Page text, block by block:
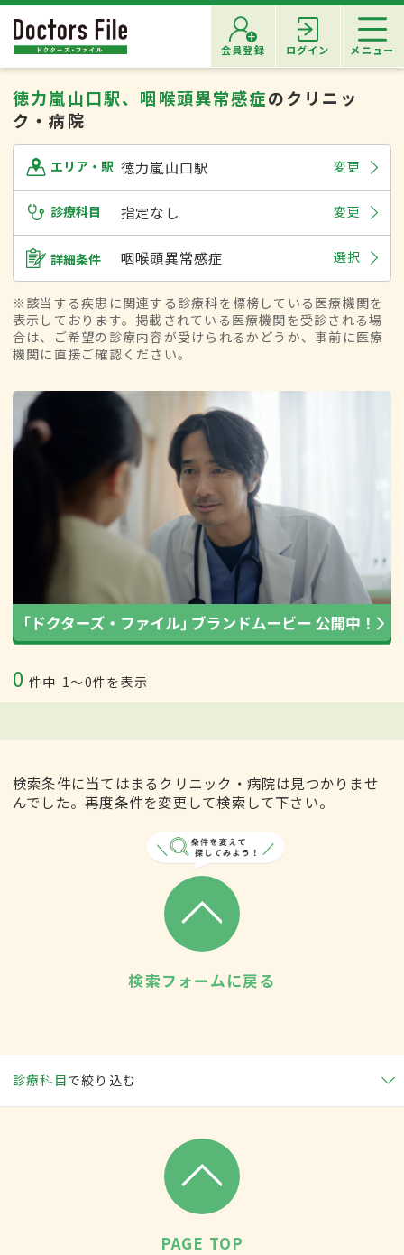
会員登録 ログイン メニュー
徳力嵐山口駅、咽喉頭異常感症のクリニッ
ク・病院
エリア・駅 徳力嵐山口駅 変更
診療科目 指定なし 変更
詳細条件 咽喉頭異常感症 選択
※該当する疾患に関連する診療科を標榜している医療機関を
表示しております。掲載されている医療機関を受診される場
合は、ご希望の診療内容が受けられるかどうか、事前に医療
機関に直接ご確認ください。
0 件中 1〜0件を表示
検索条件に当てはまるクリニック・病院は見つかりませ
んでした。再度条件を変更して検索して下さい。
検索フォームに戻る
診療科目で絞り込む
PAGE TOP